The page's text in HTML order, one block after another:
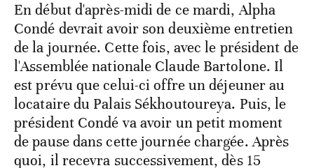
En début d'après-midi de ce mardi, Alpha
Condé devrait avoir son deuxième entretien
de la journée. Cette fois, avec le président de
l'Assemblée nationale Claude Bartolone. Il
est prévu que celui-ci offre un déjeuner au
locataire du Palais Sékhoutoureya. Puis, le
président Condé va avoir un petit moment
de pause dans cette journée chargée. Après
quoi, il recevra successivement, dès 15